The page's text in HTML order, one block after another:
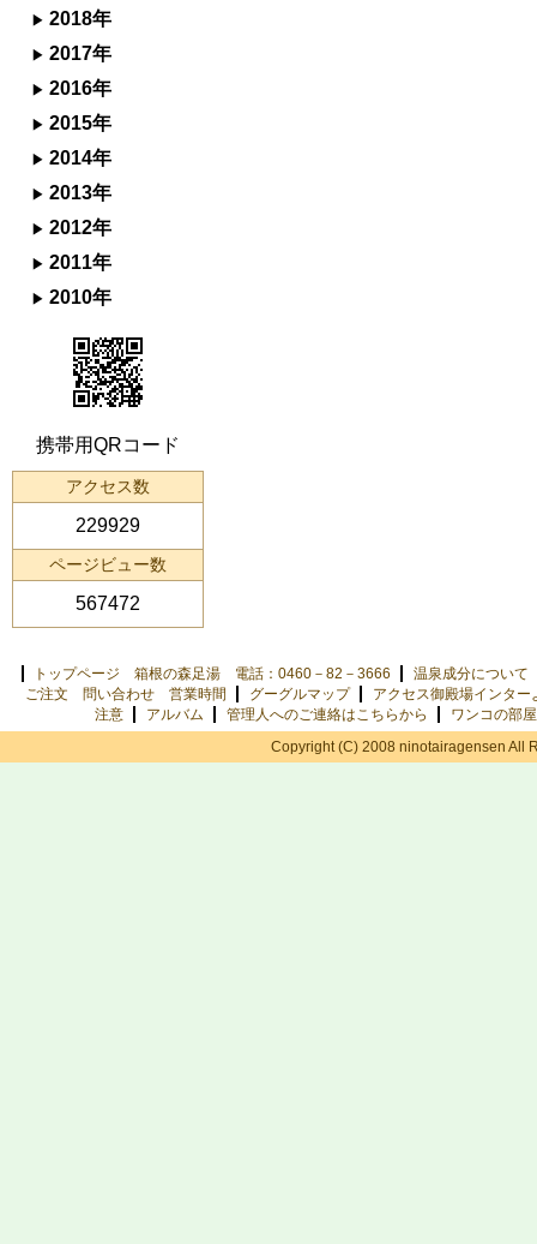
2018年
2017年
2016年
2015年
2014年
2013年
2012年
2011年
2010年
携帯用QRコード
アクセス数
229929
ページビュー数
567472
トップページ 箱根の森足湯 電話：0460－82－3666
温泉成分について
ご注文 問い合わせ 営業時間
グーグルマップ
アクセス御殿場インター
注意
アルバム 管理人へのご連絡はこちらから
ワンコの部屋
Copyright (C) 2008 ninotairagensen All